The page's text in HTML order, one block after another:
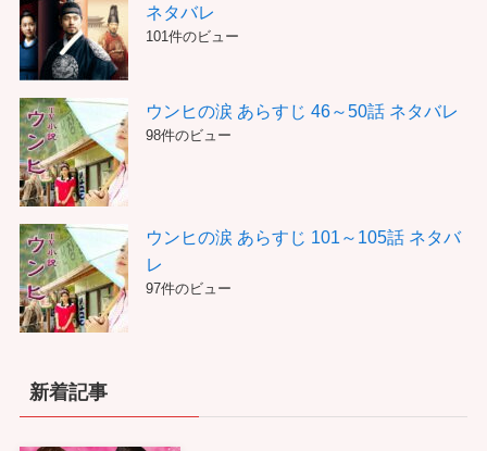
ネタバレ
101件のビュー
ウンヒの涙 あらすじ 46～50話 ネタバレ
98件のビュー
ウンヒの涙 あらすじ 101～105話 ネタバ
レ
97件のビュー
新着記事